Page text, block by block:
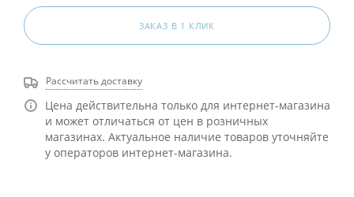
ЗАКАЗ В 1 КЛИК
Рассчитать доставку
Цена действительна только для интернет-магазина
и может отличаться от цен в розничных
магазинах. Актуальное наличие товаров уточняйте
у операторов интернет-магазина.